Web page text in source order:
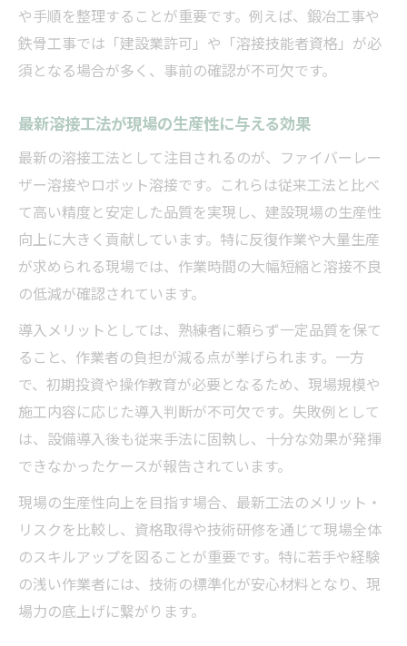
や手順を整理することが重要です。例えば、鍛冶工事や
鉄骨工事では「建設業許可」や「溶接技能者資格」が必
須となる場合が多く、事前の確認が不可欠です。
最新溶接工法が現場の生産性に与える効果
最新の溶接工法として注目されるのが、ファイバーレー
ザー溶接やロボット溶接です。これらは従来工法と比べ
て高い精度と安定した品質を実現し、建設現場の生産性
向上に大きく貢献しています。特に反復作業や大量生産
が求められる現場では、作業時間の大幅短縮と溶接不良
の低減が確認されています。
導入メリットとしては、熟練者に頼らず一定品質を保て
ること、作業者の負担が減る点が挙げられます。一方
で、初期投資や操作教育が必要となるため、現場規模や
施工内容に応じた導入判断が不可欠です。失敗例として
は、設備導入後も従来手法に固執し、十分な効果が発揮
できなかったケースが報告されています。
現場の生産性向上を目指す場合、最新工法のメリット・
リスクを比較し、資格取得や技術研修を通じて現場全体
のスキルアップを図ることが重要です。特に若手や経験
の浅い作業者には、技術の標準化が安心材料となり、現
場力の底上げに繋がります。